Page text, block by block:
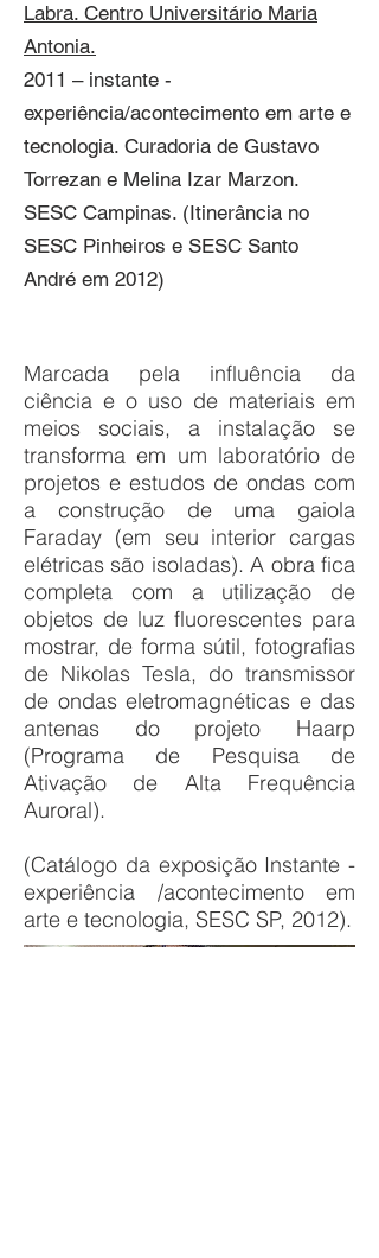
Labra. Centro Universitário Maria
Antonia.
2011 – instante -
experiência/acontecimento em arte e
tecnologia. Curadoria de Gustavo
Torrezan e Melina Izar Marzon.
SESC Campinas. (Itinerância no
SESC Pinheiros e SESC Santo
André em 2012)
Marcada pela influência da
ciência e o uso de materiais em
meios sociais, a instalação se
transforma em um laboratório de
projetos e estudos de ondas com
a construção de uma gaiola
Faraday (em seu interior cargas
elétricas são isoladas). A obra fica
completa com a utilização de
objetos de luz fluorescentes para
mostrar, de forma sútil, fotografias
de Nikolas Tesla, do transmissor
de ondas eletromagnéticas e das
antenas do projeto Haarp
(Programa de Pesquisa de
Ativação de Alta Frequência
Auroral).
(Catálogo da exposição Instante -
experiência /acontecimento em
arte e tecnologia, SESC SP, 2012).